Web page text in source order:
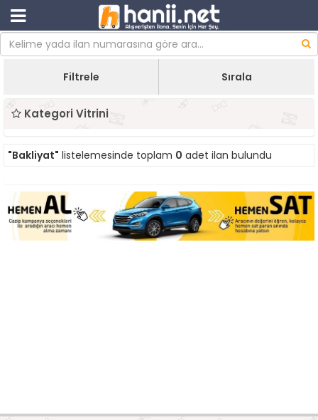
Filtrele Sırala
Kategori Vitrini
"Bakliyat" listelemesinde toplam 0 adet ilan bulundu